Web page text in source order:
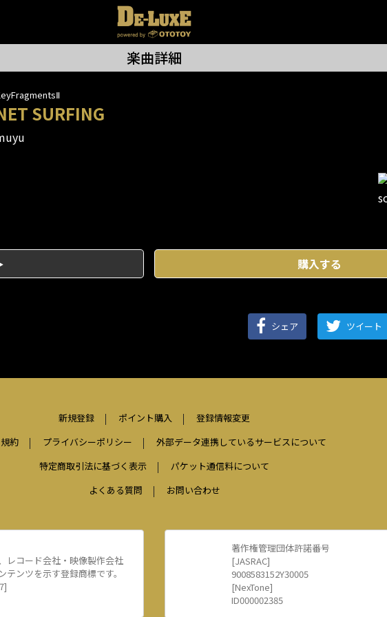
楽曲詳細
SURFING
購入する
シェア ツイート
新規登録 ポイント購入
登録情報変更
約
プライバシーポリシー
外部データ連携しているサービスについて
特定商取引法に基づく表示
パケット通信料について
よくある質問
お問い合わせ
レコード会社・映像製作会社
テンツを示す登録商標です。
著作権管理団体許諾番号
[JASRAC]
9008583152Y30005
[NexTone]
ID000002385